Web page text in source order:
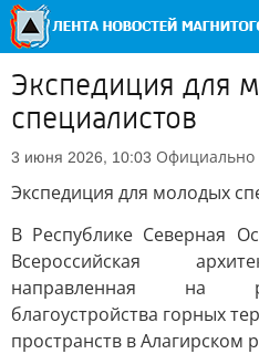
Экспедиция для
специалистов
3 июня 2026, 10:03 Официально
Экспедиция для молодых
В Республике Северная
Всероссийская
направленная на
благоустройства горных
пространств в Алагирском